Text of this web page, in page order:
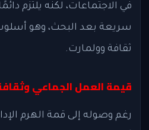
في الاجتماعات، لكنه يلتزم
سريعة بعد البحث، وهو
ثقافة وولمارت.
قيمة العمل الجماعي
رغم وصوله إلى قمة الهرم